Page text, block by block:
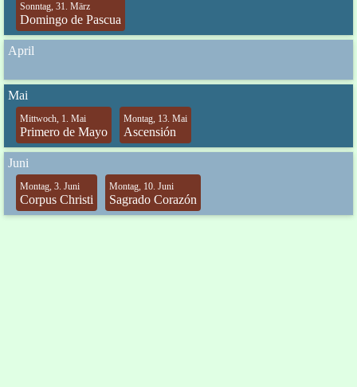
Sonntag, 31. März
Domingo de Pascua
April
Mai
Mittwoch, 1. Mai
Primero de Mayo
Montag, 13. Mai
Ascensión
Juni
Montag, 3. Juni
Corpus Christi
Montag, 10. Juni
Sagrado Corazón